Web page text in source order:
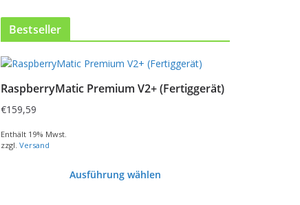
Bestseller
RaspberryMatic Premium V2+ (Fertiggerät)
€159,59
Enthält 19% Mwst.
zzgl. Versand
Ausführung wählen